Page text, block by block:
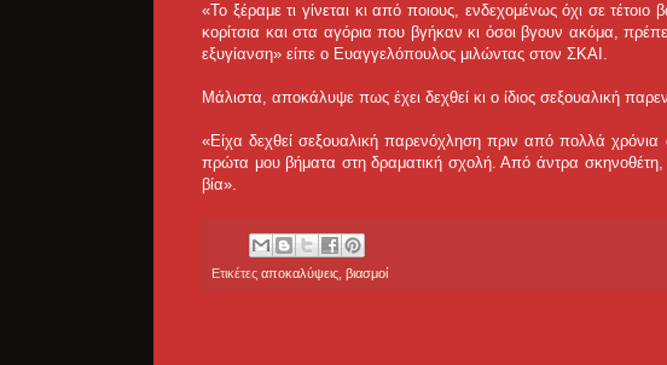
«Το ξέραμε τι γίνεται κι από ποιους, ενδεχομένως όχι σε
κορίτσια και στα αγόρια που βγήκαν κι όσοι βγουν ακόμα,
εξυγίανση» είπε ο Ευαγγελόπουλος μιλώντας στον ΣΚΑΙ.
Μάλιστα, αποκάλυψε πως έχει δεχθεί κι ο ίδιος σεξουαλική
«Είχα δεχθεί σεξουαλική παρενόχληση πριν από πολλά χρόνια
πρώτα μου βήματα στη δραματική σχολή. Από άντρα
βία».
Ετικέτες αποκαλύψεις βιασμοί